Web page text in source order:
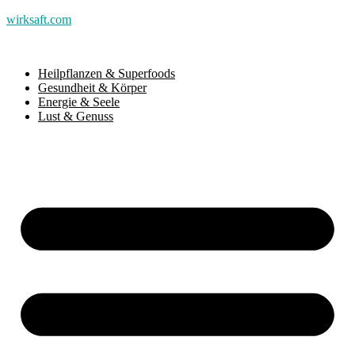
wirksaft.com
Heilpflanzen & Superfoods
Gesundheit & Körper
Energie & Seele
Lust & Genuss